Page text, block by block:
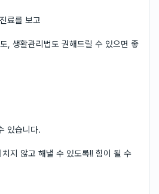
료를 보고
, 생활관리법도 권해드릴 수 있으면 좋
있습니다.
지 않고 해낼 수 있도록!! 힘이 될 수